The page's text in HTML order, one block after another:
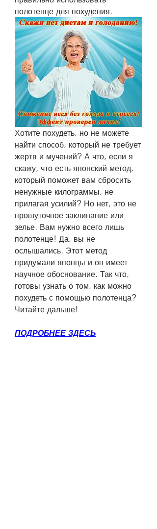
полотенце для похудения.
Хотите похудеть, но не можете
найти способ, который не требует
жертв и мучений? А что, если я
скажу, что есть японский метод,
который поможет вам сбросить
ненужные килограммы, не
прилагая усилий? Но нет, это не
прошуточное заклинание или
зелье. Вам нужно всего лишь
полотенце! Да, вы не
ослышались. Этот метод
придумали японцы и он имеет
научное обоснование. Так что,
готовы узнать о том, как можно
похудеть с помощью полотенца?
Читайте дальше!
ПОДРОБНЕЕ ЗДЕСЬ